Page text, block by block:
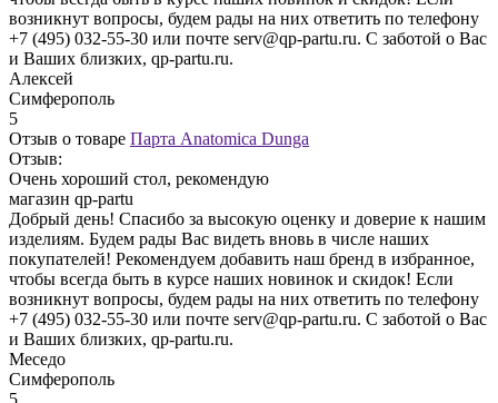
возникнут вопросы, будем рады на них ответить по телефону
+7 (495) 032-55-30 или почте serv@qp-partu.ru. С заботой о Вас
и Ваших близких, qp-partu.ru.
Алексей
Симферополь
5
Отзыв о товаре Парта Anatomica Dunga
Отзыв:
Очень хороший стол, рекомендую
магазин qp-partu
Добрый день! Спасибо за высокую оценку и доверие к нашим
изделиям. Будем рады Вас видеть вновь в числе наших
покупателей! Рекомендуем добавить наш бренд в избранное,
чтобы всегда быть в курсе наших новинок и скидок! Если
возникнут вопросы, будем рады на них ответить по телефону
+7 (495) 032-55-30 или почте serv@qp-partu.ru. С заботой о Вас
и Ваших близких, qp-partu.ru.
Меседо
Симферополь
5